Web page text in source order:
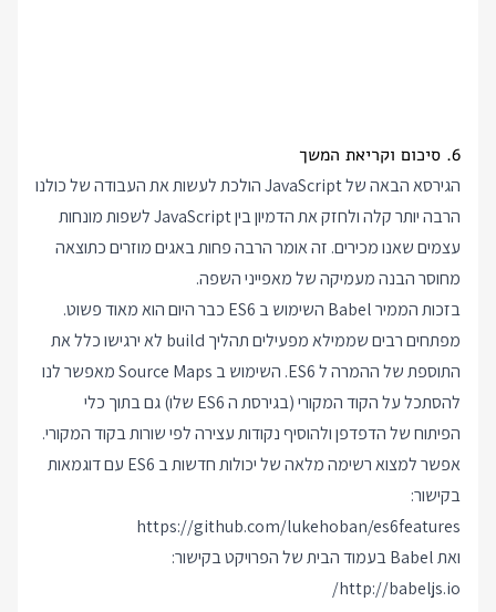
6. סיכום וקריאת המשך
הגירסא הבאה של JavaScript הולכת לעשות את העבודה של כולנו
הרבה יותר קלה ולחזק את הדמיון בין JavaScript לשפות מונחות
עצמים שאנו מכירים. זה אומר הרבה פחות באגים מוזרים כתוצאה
מחוסר הבנה מעמיקה של מאפייני השפה.
בזכות הממיר Babel השימוש ב ES6 כבר היום הוא מאוד פשוט.
מפתחים רבים שממילא מפעילים תהליך build לא ירגישו כלל את
התוספת של ההמרה ל ES6. השימוש ב Source Maps מאפשר לנו
להסתכל על הקוד המקורי (בגירסת ה ES6 שלו) גם בתוך כלי
הפיתוח של הדפדפן ולהוסיף נקודות עצירה לפי שורות בקוד המקורי.
אפשר למצוא רשימה מלאה של יכולות חדשות ב ES6 עם דוגמאות
בקישור:
https://github.com/lukehoban/es6features
ואת Babel בעמוד הבית של הפרויקט בקישור:
http://babeljs.io/